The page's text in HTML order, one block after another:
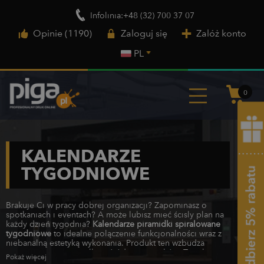
Infolinia:+48 (32) 700 37 07
Opinie (1190) Zaloguj się
Załóż konto
PL
0
KALENDARZE
TYGODNIOWE
Brakuje Ci w pracy dobrej organizacji? Zapominasz o
spotkaniach i eventach? A może lubisz mieć ścisły plan na
każdy dzień tygodnia? Kalendarze piramidki spiralowane
tygodniowe to idealne połączenie funkcjonalności wraz z
niebanalną estetyką wykonania. Produkt ten wzbudza
zainteresowanie nie tylko wśród pracowników. To także
doskonały
Pokaż więcej